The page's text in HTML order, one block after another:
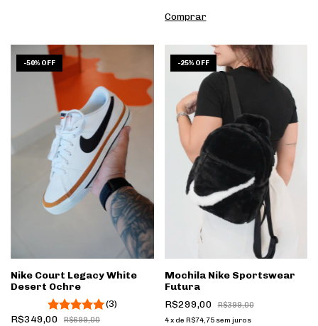
Comprar
1/9
-50% OFF
Nike Court Legacy White
Desert Ochre
(3)
R$349,00 R$699,00
1/9
-25% OFF
Mochila Nike Sportswear
Futura
R$299,00
R$399,00
4 x de R$74,75 sem juros